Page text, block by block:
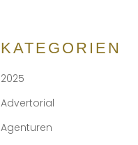
KATEGORIEN
2025
Advertorial
Agenturen